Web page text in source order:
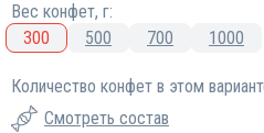
Вес конфет, г:
300
500 700 1000
Количество конфет в этом
Смотреть состав